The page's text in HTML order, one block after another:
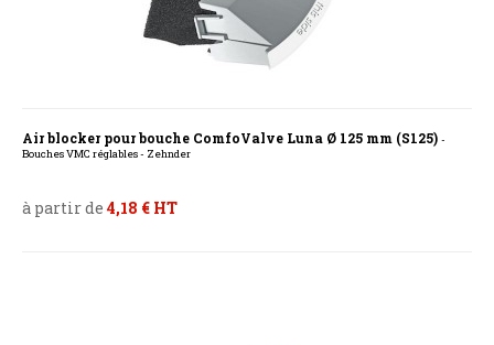
Air blocker pour bouche ComfoValve Luna Ø 125 mm (S125) -
Bouches VMC réglables - Zehnder
à partir de 4,18 € HT